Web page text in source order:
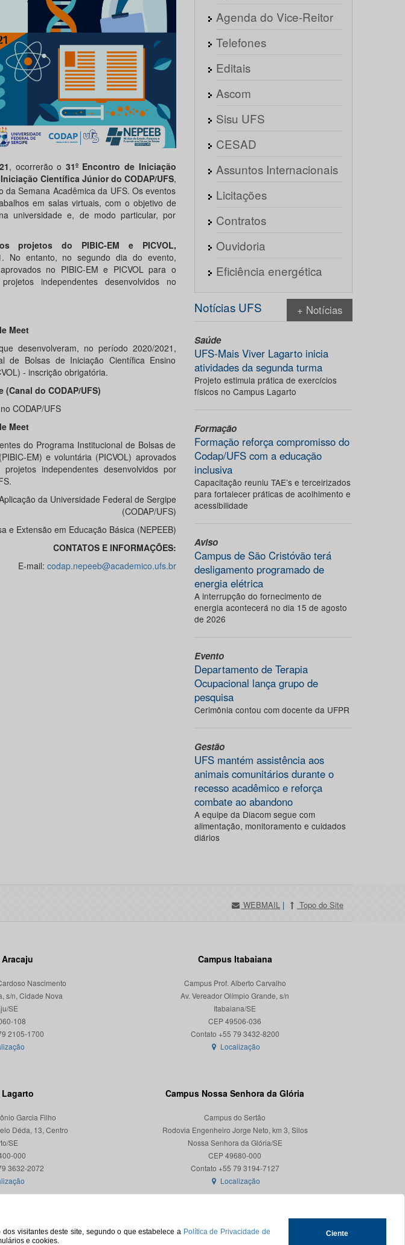
visitantes deste site, segundo o que estabelece a Política de Privacidade de
e cookies.
Ciente
, ocorrerão o 31º Encontro de Iniciação
Científica Júnior do CODAP/UFS,
Semana Acadêmica da UFS. Os eventos
em salas virtuais, com o objetivo de
universidade e, de modo particular, por
projetos do PIBIC-EM e PICVOL,
. No entanto, no segundo dia do evento,
no PIBIC-EM e PICVOL para o
independentes desenvolvidos no
Meet
desenvolveram, no período 2020/2021,
de Bolsas de Iniciação Científica Ensino
- inscrição obrigatória.
do CODAP/UFS)
CODAP/UFS
Meet
do Programa Institucional de Bolsas de
EM) e voluntária (PICVOL) aprovados
independentes desenvolvidos por
da Universidade Federal de Sergipe
(CODAP/UFS)
e Extensão em Educação Básica (NEPEEB)
CONTATOS E INFORMAÇÕES:
E-mail: codap.nepeeb@academico.ufs.br
Agenda do Vice-Reitor
Telefones
Editais
Ascom
Sisu UFS
CESAD
Assuntos Internacionais
Licitações
Contratos
Ouvidoria
Eficiência energética
Notícias UFS + Notícias
Saúde
UFS-Mais Viver Lagarto inicia
atividades da segunda turma
Projeto estimula prática de exercícios
físicos no Campus Lagarto
Formação
Formação reforça compromisso do
Codap/UFS com a educação
inclusiva
Capacitação reuniu TAE’s e terceirizados
para fortalecer práticas de acolhimento e
acessibilidade
Aviso
Campus de São Cristóvão terá
desligamento programado de
energia elétrica
A interrupção do fornecimento de
energia acontecerá no dia 15 de agosto
de 2026
Evento
Departamento de Terapia
Ocupacional lança grupo de
pesquisa
Cerimônia contou com docente da UFPR
Gestão
UFS mantém assistência aos
animais comunitários durante o
recesso acadêmico e reforça
combate ao abandono
A equipe da Diacom segue com
alimentação, monitoramento e cuidados
diários
WEBMAIL | Topo do Site
Nascimento
s/n, Cidade Nova
SE
108
Campus Itabaiana
Campus Prof. Alberto Carvalho
Av. Vereador Olímpio Grande, s/n
Itabaiana/SE
CEP 49506-036
Localização
Garcia Filho
Déda, 13, Centro
SE
000
Campus Nossa Senhora da Glória
Campus do Sertão
Rodovia Engenheiro Jorge Neto, km 3, Silos
Nossa Senhora da Glória/SE
CEP 49680-000
Contato +55 79 3194-7127
Localização